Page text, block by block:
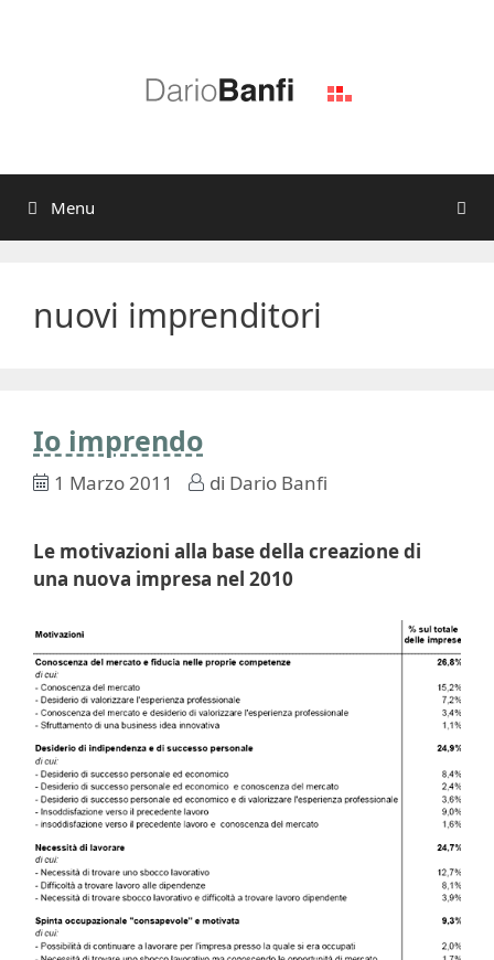
Menu
nuovi imprenditori
Io imprendo
1 Marzo 2011 di Dario Banfi
Le motivazioni alla base della creazione di
una nuova impresa nel 2010